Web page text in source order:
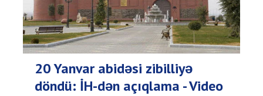
20 Yanvar abidəsi zibilliyə
döndü: İH-dən açıqlama - Video